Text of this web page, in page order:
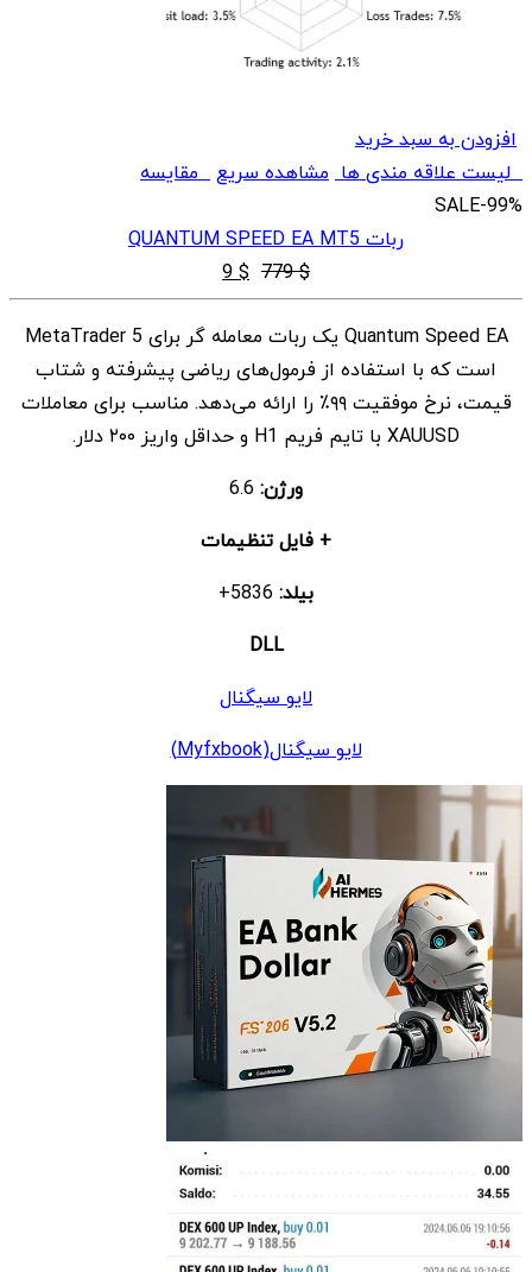
افزودن به سبد خرید
لیست علاقه مندی ها مشاهده سریعمقایسه
SALE-99%
ربات QUANTUM SPEED EA MT5
$
779
قیمت
اصلی
$ 779
بود.
$
9 قیمت
فعلی
$ 9
است.
Quantum Speed EA یک ربات معامله گر برای MetaTrader 5
است که با استفاده از فرمول‌های ریاضی پیشرفته و شتاب
قیمت، نرخ موفقیت ۹۹٪ را ارائه می‌دهد. مناسب برای معاملات
XAUUSD با تایم فریم H1 و حداقل واریز ۲۰۰ دلار.
ورژن:
+ فایل تنظیمات
بیلد:
DLL
لایو سیگنال
لایو سیگنال(Myfxbook)